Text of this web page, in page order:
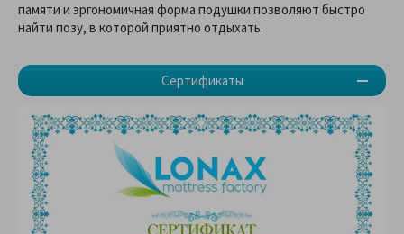
Сертификаты
памяти и эргономичная форма подушки позволяют быстро
найти позу, в которой приятно отдыхать.